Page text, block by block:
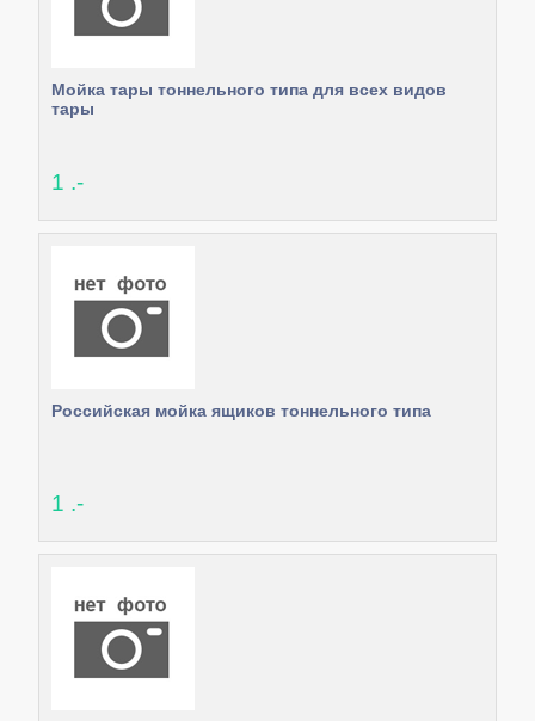
Мойка тары тоннельного типа для всех видов
тары
1 .-
Российская мойка ящиков тоннельного типа
1 .-